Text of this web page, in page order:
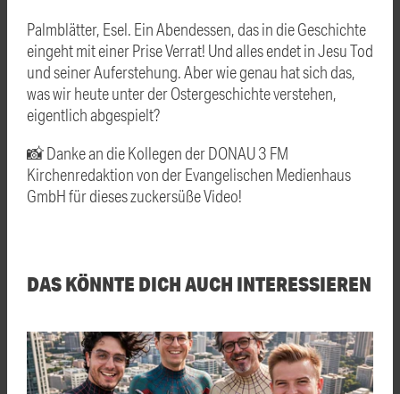
Palmblätter, Esel. Ein Abendessen, das in die Geschichte
eingeht mit einer Prise Verrat! Und alles endet in Jesu Tod
und seiner Auferstehung. Aber wie genau hat sich das,
was wir heute unter der Ostergeschichte verstehen,
eigentlich abgespielt?
📸 Danke an die Kollegen der DONAU 3 FM
Kirchenredaktion von der Evangelischen Medienhaus
GmbH für dieses zuckersüße Video!
DAS KÖNNTE DICH AUCH INTERESSIEREN